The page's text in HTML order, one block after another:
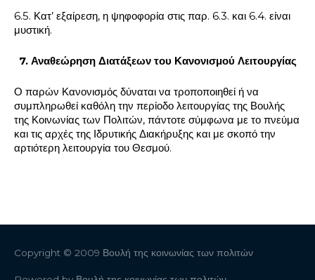
6.5. Κατ’ εξαίρεση, η ψηφοφορία στις παρ. 6.3. και 6.4. είναι
μυστική.
7. Αναθεώρηση Διατάξεων του Κανονισμού Λειτουργίας
Ο παρών Κανονισμός δύναται να τροποποιηθεί ή να
συμπληρωθεί καθόλη την περίοδο λειτουργίας της Βουλής
της Κοινωνίας των Πολιτών, πάντοτε σύμφωνα με το πνεύμα
και τις αρχές της Ιδρυτικής Διακήρυξης και με σκοπό την
αρτιότερη λειτουργία του Θεσμού.
Copyright © 2009 Βουλή της κοινωνίας των πολιτών